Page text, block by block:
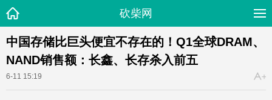
砍柴网
中国存储比巨头便宜不存在的！Q1全球DRAM、
NAND销售额：长鑫、长存杀入前五
6-11 15:19